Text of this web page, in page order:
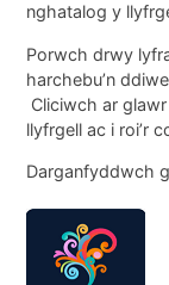
nghatalog y
Porwch drwy
harchebu’n
Cliciwch ar
llyfrgell ac i roi’r
Darganfyddwch